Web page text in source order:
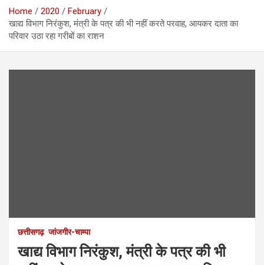
Home 2020
February
खाद्य विभाग निरंकुश, मंत्री के पत्र की भी नहीं करते परवाह, आयकर दाता का
परिवार उठा रहा गरीबों का राशन
छत्तीसगढ़ जांजगीर-चाम्पा
खाद्य विभाग निरंकुश, मंत्री के पत्र की भी